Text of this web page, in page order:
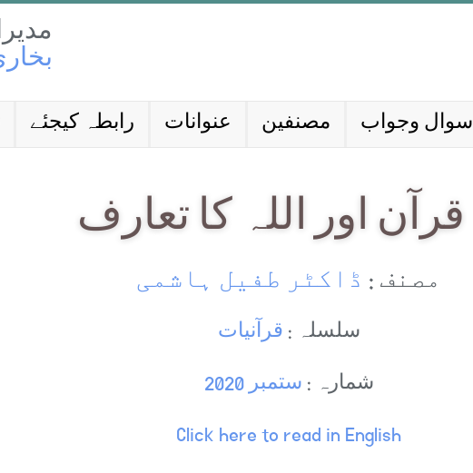
رابطہ کیجئے عنوانات مصنفین سوال وجواب
قرآن اور اللہ کا تعارف
مصنف : ڈاکٹر طفیل ہاشمی
سلسلہ : قرآنیات
شمارہ : ستمبر 2020
Click here to read in English